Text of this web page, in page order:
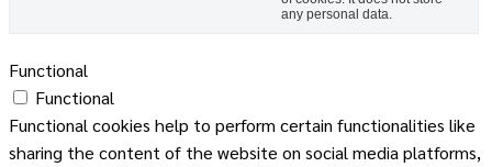
any personal data.
Functional
Functional
Functional cookies help to perform certain functionalities like
sharing the content of the website on social media platforms,